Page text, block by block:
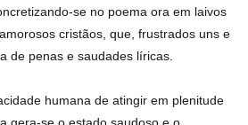
se no poema ora em laivos
cristãos, que, frustrados uns e
de penas e saudades líricas.
humana de atingir em plenitude